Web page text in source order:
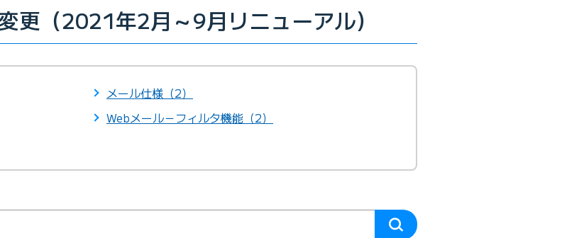
更（2021年2月～9月リニューアル）
メール仕様（2）
Webメール－フィルタ機能（2）